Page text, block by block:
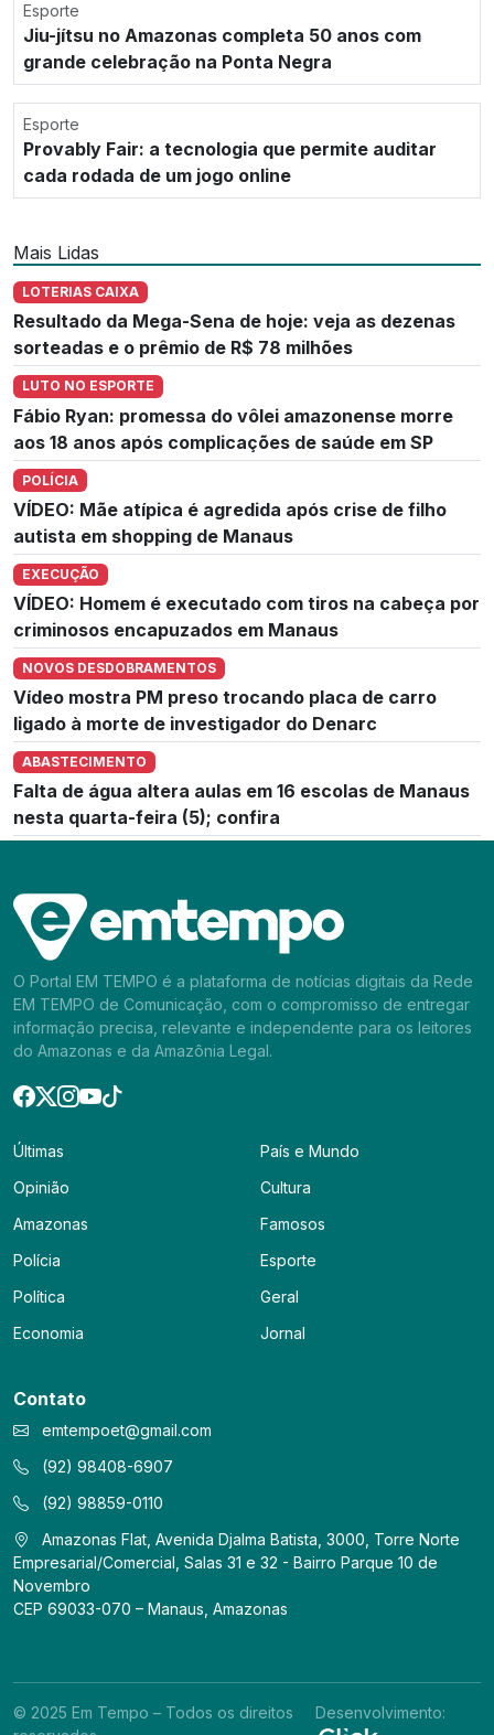
Esporte
Jiu-jítsu no Amazonas completa 50 anos com
grande celebração na Ponta Negra
Esporte
Provably Fair: a tecnologia que permite auditar
cada rodada de um jogo online
Mais Lidas
LOTERIAS CAIXA
Resultado da Mega-Sena de hoje: veja as dezenas
sorteadas e o prêmio de R$ 78 milhões
LUTO NO ESPORTE
Fábio Ryan: promessa do vôlei amazonense morre
aos 18 anos após complicações de saúde em SP
POLÍCIA
VÍDEO: Mãe atípica é agredida após crise de filho
autista em shopping de Manaus
EXECUÇÃO
VÍDEO: Homem é executado com tiros na cabeça por
criminosos encapuzados em Manaus
NOVOS DESDOBRAMENTOS
Vídeo mostra PM preso trocando placa de carro
ligado à morte de investigador do Denarc
ABASTECIMENTO
Falta de água altera aulas em 16 escolas de Manaus
nesta quarta-feira (5); confira
O Portal EM TEMPO é a plataforma de notícias digitais da Rede
EM TEMPO de Comunicação, com o compromisso de entregar
informação precisa, relevante e independente para os leitores
do Amazonas e da Amazônia Legal.
Últimas
Opinião
Amazonas
Polícia
Política
Economia
País e Mundo
Cultura
Famosos
Esporte
Geral
Jornal
Contato
emtempoet@gmail.com
(92) 98408-6907
(92) 98859-0110
Amazonas Flat, Avenida Djalma Batista, 3000, Torre Norte
Empresarial/Comercial, Salas 31 e 32 - Bairro Parque 10 de
Novembro
CEP 69033-070 – Manaus, Amazonas
© 2025 Em Tempo – Todos os direitos
Desenvolvimento: